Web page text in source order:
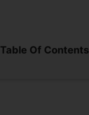
Table Of Contents